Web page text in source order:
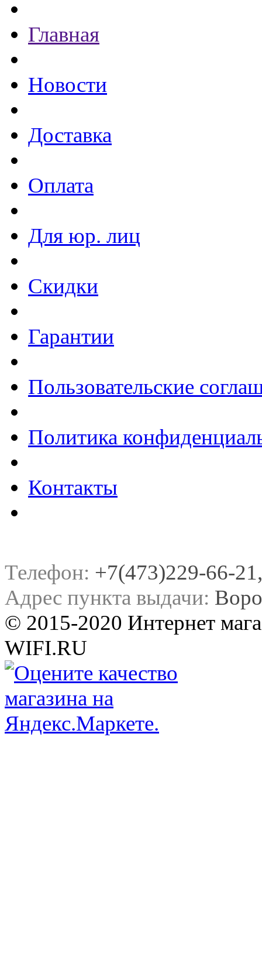
Главная
Новости
Доставка
Оплата
Для юр. лиц
Скидки
Гарантии
Пользовательские
Политика
Контакты
Телефон: +7(473)229-66-
Адрес пункта выдачи:
© 2015-2020 Интернет
WIFI.RU